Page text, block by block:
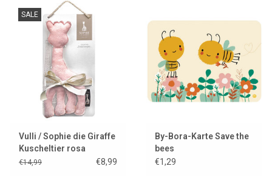
SALE
Vulli / Sophie die Giraffe
Kuscheltier rosa
€14,99 €8,99
By-Bora-Karte Save the
bees
€1,29